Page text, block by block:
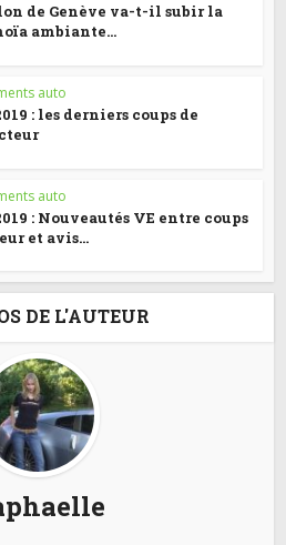
de Genève va-t-il subir la
ambiante...
auto
: les derniers coups de
auto
: Nouveautés VE entre coups
et avis...
DE L'AUTEUR